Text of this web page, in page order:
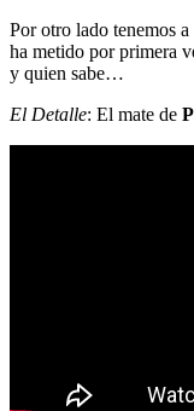
Por otro lado tenemos a
ha metido por primera
y quien sabe…
El Detalle: El mate de